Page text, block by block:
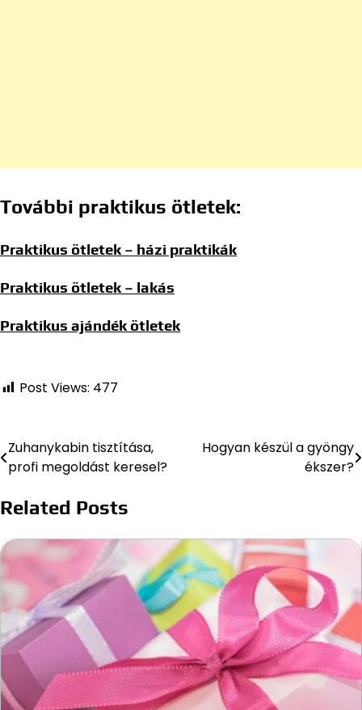
További praktikus ötletek:
Praktikus ötletek – házi praktikák
Praktikus ötletek – lakás
Praktikus ajándék ötletek
Post Views: 477
Bejegyzés
navigáció
Zuhanykabin tisztítása,
profi megoldást keresel?
Hogyan készül a gyöngy
ékszer?
Related Posts